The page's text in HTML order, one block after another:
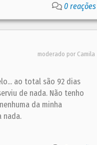
0 reações
moderado por Camila
ao total são 92 dias
de nada. Não tenho
da minha
nada.